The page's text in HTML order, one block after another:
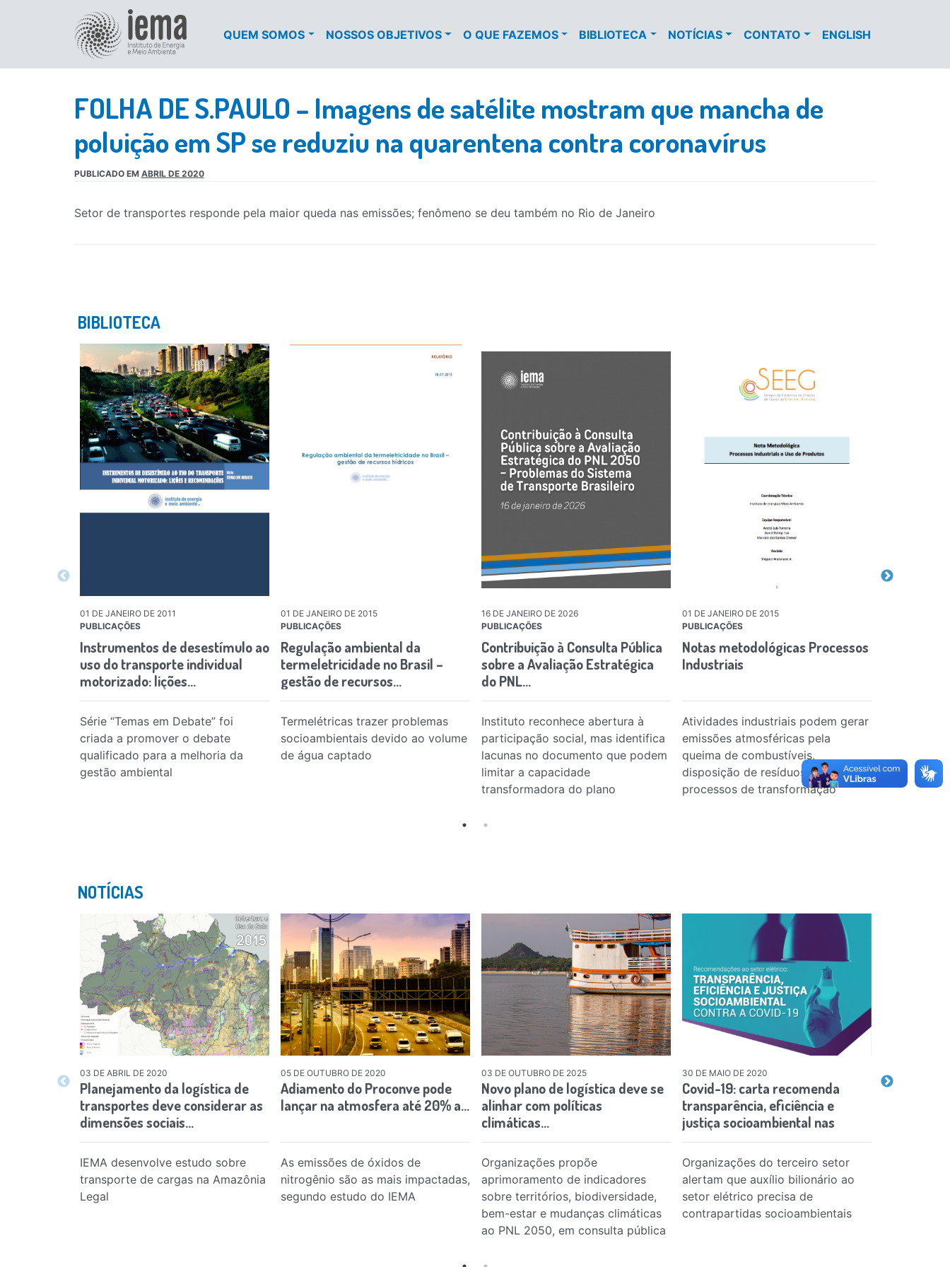
QUEM SOMOS NOSSOS OBJETIVOS O QUE FAZEMOS BIBLIOTECA NOTÍCIAS CONTATO ENGLISH
FOLHA DE S.PAULO – Imagens de satélite mostram que mancha de
poluição em SP se reduziu na quarentena contra coronavírus
PUBLICADO EM ABRIL DE 2020
Setor de transportes responde pela maior queda nas emissões; fenômeno se deu também no Rio de Janeiro
BIBLIOTECA
01 DE JANEIRO DE 2011
PUBLICAÇÕES
Instrumentos de desestímulo ao
uso do transporte individual
motorizado: lições…
Série “Temas em Debate” foi
criada a promover o debate
qualificado para a melhoria da
gestão ambiental
01 DE JANEIRO DE 2015
PUBLICAÇÕES
Regulação ambiental da
termeletricidade no Brasil –
gestão de recursos…
Termelétricas trazer problemas
socioambientais devido ao volume
de água captado
16 DE JANEIRO DE 2026
PUBLICAÇÕES
Contribuição à Consulta Pública
sobre a Avaliação Estratégica
do PNL…
Instituto reconhece abertura à
participação social, mas identifica
lacunas no documento que podem
limitar a capacidade
transformadora do plano
01 DE JANEIRO DE 2015
PUBLICAÇÕES
Notas metodológicas Processos
Industriais
Atividades industriais podem gerar
emissões atmosféricas pela
queima de combustíveis,
disposição de resíduos e
processos de transformação
published
the
NOTÍCIAS
03 DE ABRIL DE 2020
Planejamento da logística de
transportes deve considerar as
dimensões sociais…
IEMA desenvolve estudo sobre
transporte de cargas na Amazônia
Legal
05 DE OUTUBRO DE 2020
Adiamento do Proconve pode
lançar na atmosfera até 20% a…
As emissões de óxidos de
nitrogênio são as mais impactadas,
segundo estudo do IEMA
03 DE OUTUBRO DE 2025
Novo plano de logística deve se
alinhar com políticas
climáticas…
Organizações propõe
aprimoramento de indicadores
sobre territórios, biodiversidade,
bem-estar e mudanças climáticas
ao PNL 2050, em consulta pública
30 DE MAIO DE 2020
Covid-19: carta recomenda
transparência, eficiência e
justiça socioambiental nas
ações…
Organizações do terceiro setor
alertam que auxílio bilionário ao
setor elétrico precisa de
contrapartidas socioambientais
02 DE AGOSTO
São